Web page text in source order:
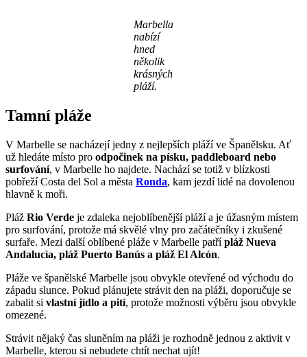
Marbella
nabízí
hned
několik
krásných
pláží.
Tamní pláže
V Marbelle se nacházejí jedny z nejlepších pláží ve Španělsku. Ať
už hledáte místo pro odpočinek na písku, paddleboard nebo
surfování, v Marbelle ho najdete. Nachází se totiž v blízkosti
pobřeží Costa del Sol a města Ronda, kam jezdí lidé na dovolenou
hlavně k moři.
Pláž Rio Verde je zdaleka nejoblíbenější pláží a je úžasným místem
pro surfování, protože má skvělé vlny pro začátečníky i zkušené
surfaře. Mezi další oblíbené pláže v Marbelle patřípláž Nueva
Andalucìa, pláž Puerto Banús a pláž El Alcón.
Pláže ve španělské Marbelle jsou obvykle otevřené od východu do
západu slunce. Pokud plánujete strávit den na pláži, doporučuje se
zabalit si vlastní jídlo a pití, protože možnosti výběru jsou obvykle
omezené.
Strávit nějaký čas sluněním na pláži je rozhodně jednou z aktivit v
Marbelle, kterou si nebudete chtít nechat ujít!